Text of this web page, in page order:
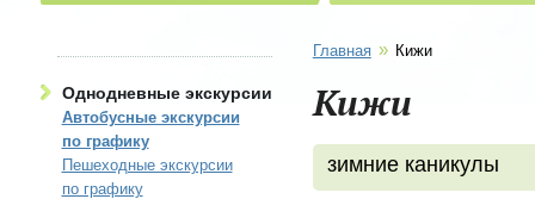
Однодневные экскурсии
Автобусные экскурсии
по графику
Пешеходные экскурсии
по графику
Главная » Кижи
Кижи
зимние каникулы